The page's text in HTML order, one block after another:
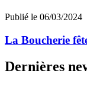
Publié le 06/03/2024
La Boucherie
Dernières